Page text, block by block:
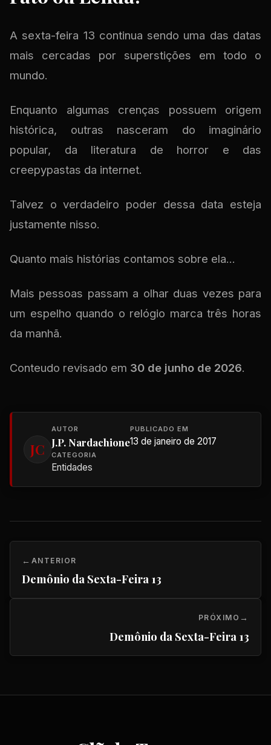
A sexta-feira 13 continua sendo uma das datas
mais cercadas por superstições em todo o
mundo.
Enquanto algumas crenças possuem origem
histórica, outras nasceram do imaginário
popular, da literatura de horror e das
creepypastas da internet.
Talvez o verdadeiro poder dessa data esteja
justamente nisso.
Quanto mais histórias contamos sobre ela...
Mais pessoas passam a olhar duas vezes para
um espelho quando o relógio marca três horas
da manhã.
Conteudo revisado em 30 de junho de 2026.
JC
AUTOR
J.P. Nardachione
PUBLICADO EM
13 de janeiro de 2017
CATEGORIA
Entidades
ANTERIOR
Demônio da Sexta-Feira 13
PRÓXIMO
Demônio da Sexta-Feira 13